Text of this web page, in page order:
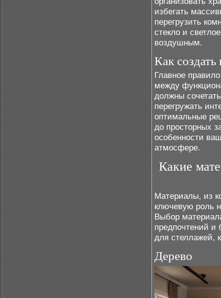
избегать
перегрузить
стекло и
воздушным.
Как
Главное
между
должны
перегружать
оптимальные
до просторных
особенности
атмосфере.
Какие
Материалы, из
ключевую роль
Выбор
предпочтений
для стеллажей,
Дерево